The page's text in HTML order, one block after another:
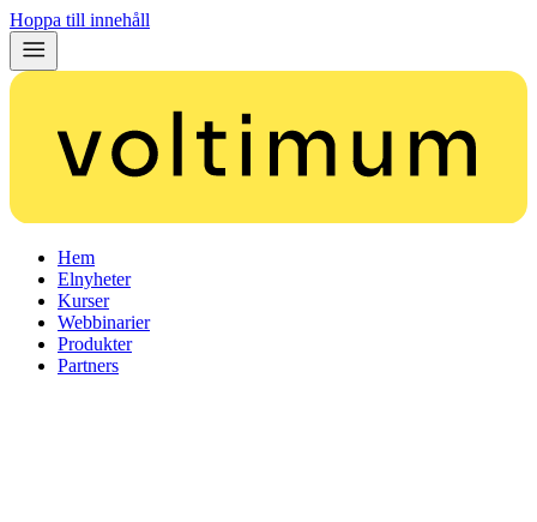
Hoppa till innehåll
Hem
Elnyheter
Kurser
Webbinarier
Produkter
Partners